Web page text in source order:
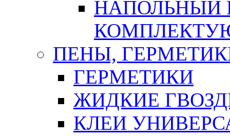
НАПОЛЬНЫЙ
ПЕНЫ,
ГЕРМЕТИКИ
ЖИДКИЕ
КЛЕИ